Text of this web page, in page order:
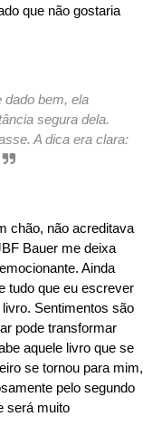
que não gostaria
bem, ela
segura dela.
A dica era clara:
chão, não acreditava
Bauer me deixa
Ainda
tudo que eu escrever
Sentimentos são
pode transformar
aquele livro que se
se tornou para mim,
pelo segundo
será muito